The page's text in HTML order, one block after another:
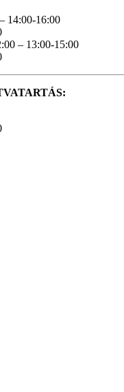
14:00-16:00
– 13:00-15:00